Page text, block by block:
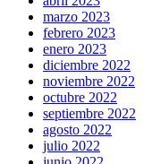
marzo 2023
febrero 2023
enero 2023
diciembre 2022
noviembre 2022
octubre 2022
septiembre 2022
agosto 2022
julio 2022